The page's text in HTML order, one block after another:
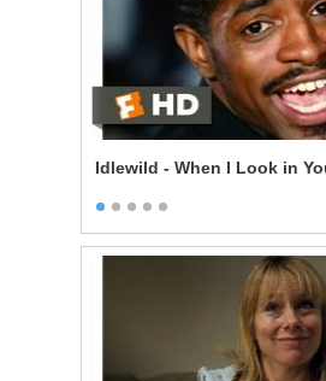
Idlewild - When I Look in